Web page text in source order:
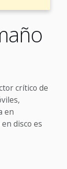
crítico de
en
disco es